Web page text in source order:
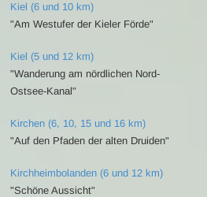
Kiel (6 und 10 km)
"Am Westufer der Kieler Förde"
Kiel (5 und 12 km)
"Wanderung am nördlichen Nord-
Ostsee-Kanal"
Kirchen (6, 10, 15 und 16 km)
"Auf den Pfaden der alten Druiden"
Kirchheimbolanden (6 und 12 km)
"Schöne Aussicht"